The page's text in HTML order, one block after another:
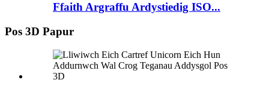
Ffaith Argraffu Ardystiedig ISO...
Pos 3D Papur